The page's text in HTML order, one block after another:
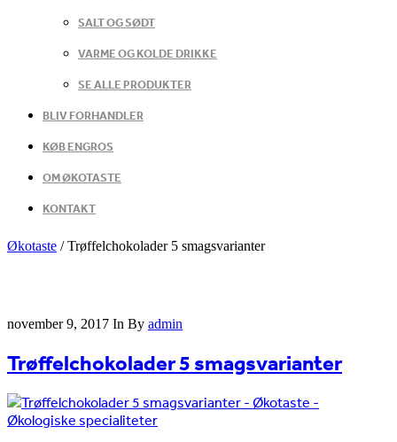
SALT OG SØDT
VARME OG KOLDE DRIKKE
SE ALLE PRODUKTER
BLIV FORHANDLER
KØB ENGROS
OM ØKOTASTE
KONTAKT
Økotaste /Trøffelchokolader 5 smagsvarianter
november 9, 2017 In By admin
Trøffelchokolader 5 smagsvarianter